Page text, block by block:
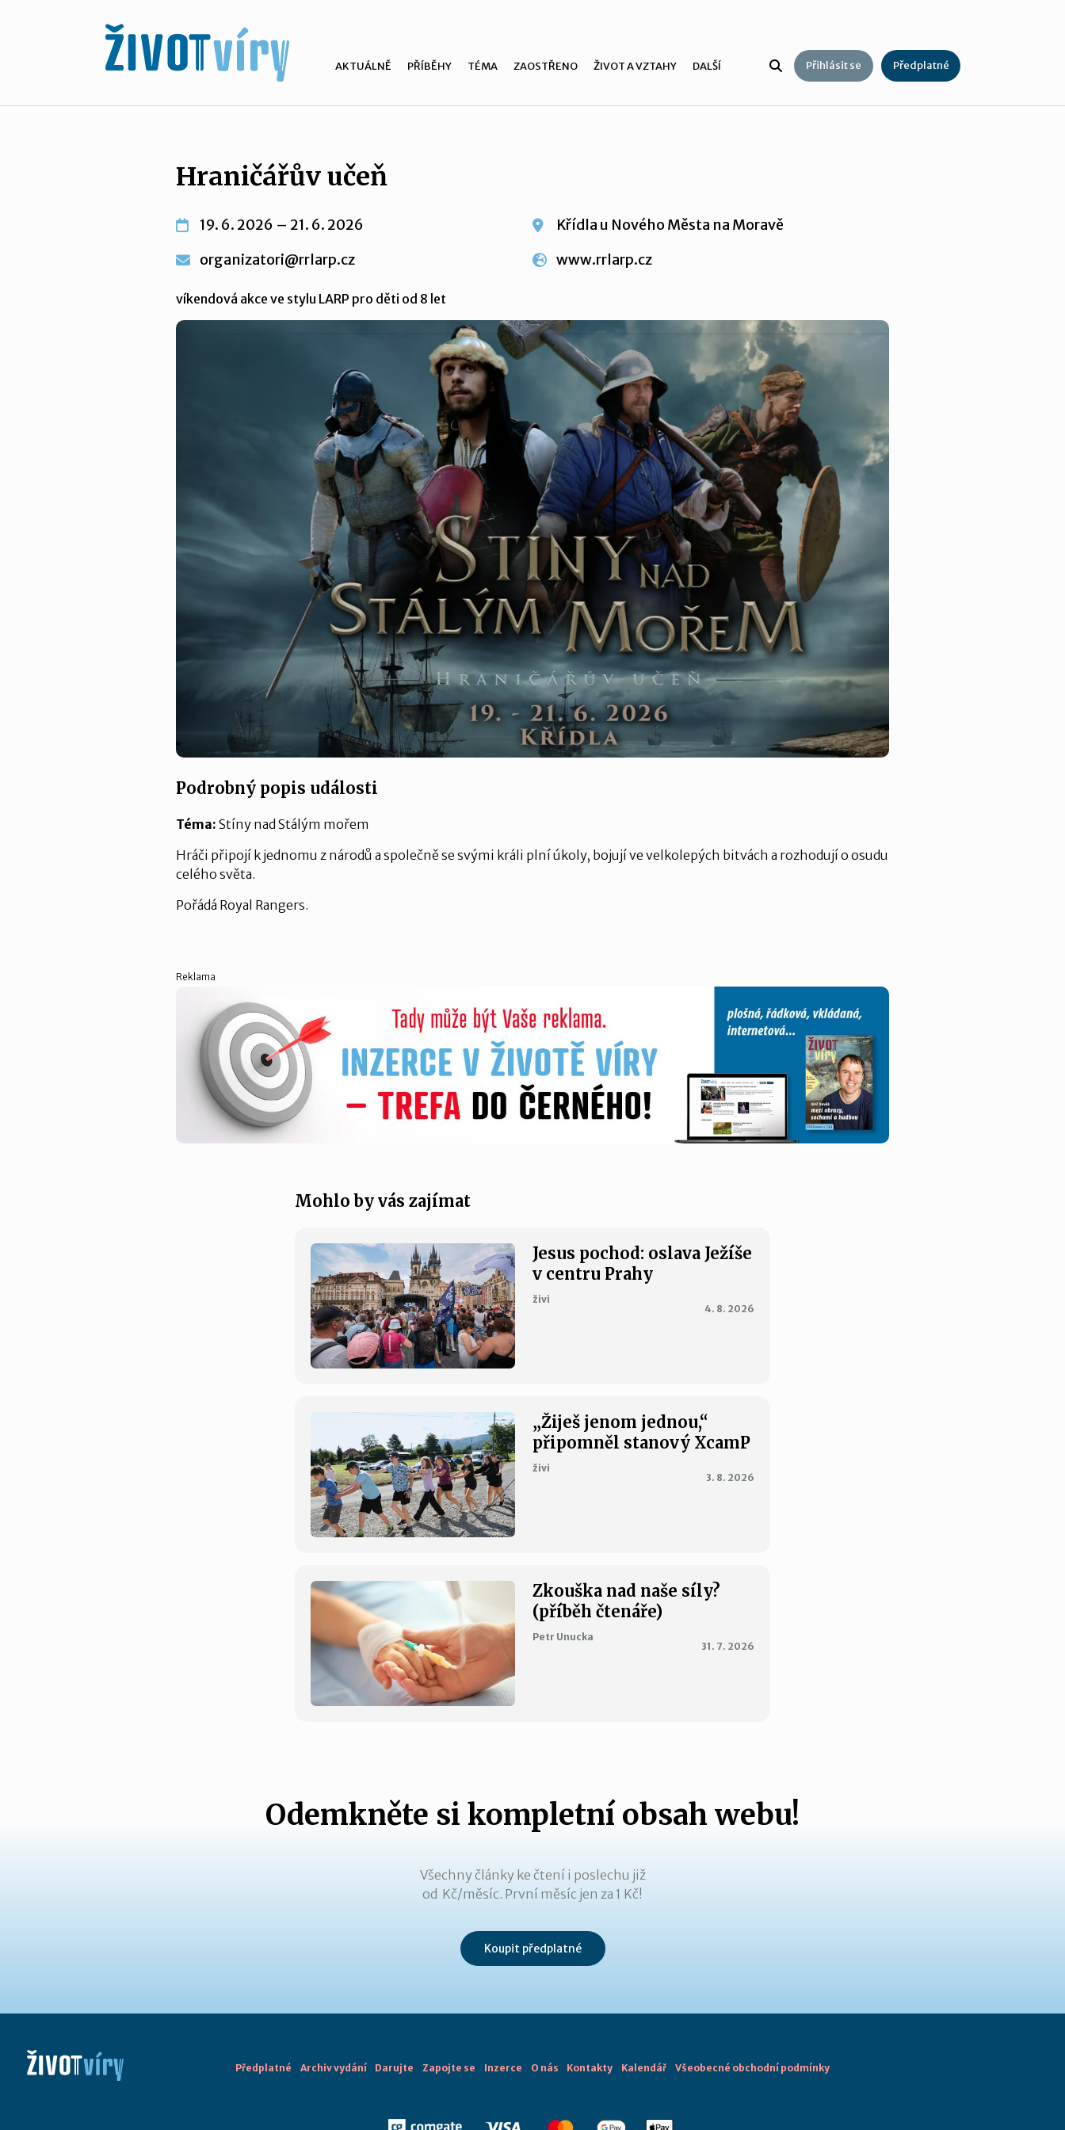
AKTUÁLNĚ PŘÍBĚHY TÉMA ZAOSTŘENO ŽIVOT A VZTAHY DALŠÍ Přihlásit se Předplatné
Hraničářův učeň
19. 6. 2026 – 21. 6. 2026
Křídla u Nového Města na Moravě
organizatori@rrlarp.cz
www.rrlarp.cz
víkendová akce ve stylu LARP pro děti od 8 let
Podrobný popis události
Téma: Stíny nad Stálým mořem
Hráči připojí k jednomu z národů a společně se svými králi plní úkoly, bojují ve velkolepých bitvách a rozhodují o osudu
celého světa.
Pořádá Royal Rangers.
Reklama
Mohlo by vás zajímat
Jesus pochod: oslava Ježíše
v centru Prahy
živi
4. 8. 2026
„Žiješ jenom jednou,“
připomněl stanový XcamP
živi
3. 8. 2026
Zkouška nad naše síly?
(příběh čtenáře)
Petr Unucka
31. 7. 2026
Odemkněte si kompletní obsah webu!
Všechny články ke čtení i poslechu již
od Kč/měsíc. První měsíc jen za 1 Kč!
Koupit předplatné
Předplatné Archiv vydání Darujte Zapojte se Inzerce O nás Kontakty Kalendář Všeobecné obchodní podmínky